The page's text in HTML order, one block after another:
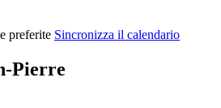
preferite Sincronizza il calendario
Pierre